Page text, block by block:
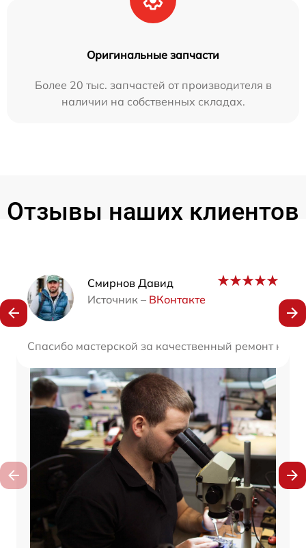
Оригинальные запчасти
Более 20 тыс. запчастей от производителя в
наличии на собственных складах.
Отзывы наших клиентов
Смирнов Давид
Источник – ВКонтакте
Спасибо мастерской за качественный ремонт
Наши мастера